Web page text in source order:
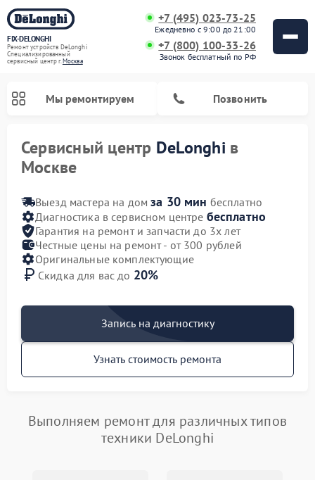
FIX-DELONGHI
Ремонт устройств DeLonghi
Специализированный
cервисный центр г.Москва
+7 (495) 023-73-25
Ежедневно с 9:00 до 21:00
+7 (800) 100-33-26
Звонок бесплатный по РФ
Мы ремонтируем Позвонить
Сервисный центр DeLonghi в
Москве
Выезд мастера на домза 30 мин бесплатно
Диагностика в сервисном центре бесплатно
Гарантия на ремонт и запчасти до 3х лет
Честные цены на ремонт - от 300 рублей
Оригинальные комплектующие
Скидка для вас до 20%
Запись на диагностику
Узнать стоимость ремонта
Выполняем ремонт для различных типов
техники DeLonghi